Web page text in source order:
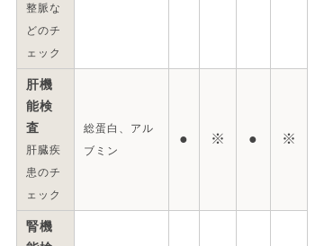
整脈な
どのチ
ェック
肝機
能検
査
肝臓疾
患のチ
ェック
総蛋白、アル
ブミン
● ※ ● ※
腎機